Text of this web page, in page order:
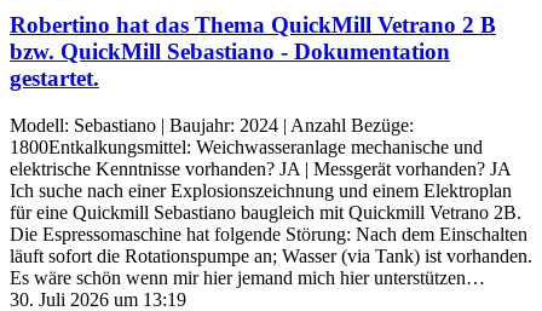
Robertino hat das Thema QuickMill Vetrano 2 B
bzw. QuickMill Sebastiano - Dokumentation
gestartet.
Modell: Sebastiano | Baujahr: 2024 | Anzahl Bezüge:
1800Entkalkungsmittel: Weichwasseranlage mechanische und
elektrische Kenntnisse vorhanden? JA | Messgerät vorhanden? JA
Ich suche nach einer Explosionszeichnung und einem Elektroplan
für eine Quickmill Sebastiano baugleich mit Quickmill Vetrano 2B.
Die Espressomaschine hat folgende Störung: Nach dem Einschalten
läuft sofort die Rotationspumpe an; Wasser (via Tank) ist vorhanden.
Es wäre schön wenn mir hier jemand mich hier unterstützen…
30. Juli 2026 um 13:19